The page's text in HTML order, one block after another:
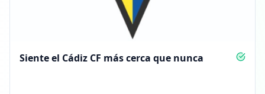
Siente el Cádiz CF más cerca que nunca